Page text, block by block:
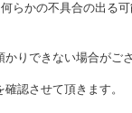
らかの不具合の出る
りできない場合がご
認させて頂きます。